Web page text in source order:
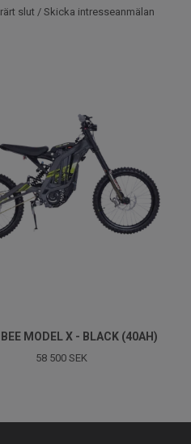
slut / Skicka intresseanmälan
MODEL X - BLACK (40AH)
58 500 SEK